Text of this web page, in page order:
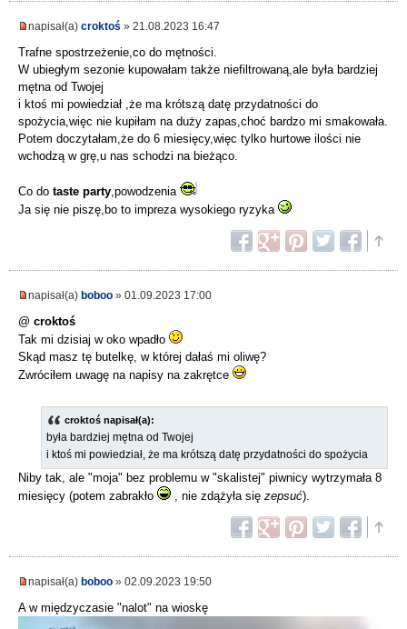
napisał(a) croktoś » 21.08.2023 16:47
Trafne spostrzeżenie,co do mętności.
W ubiegłym sezonie kupowałam także niefiltrowaną,ale była bardziej
mętna od Twojej
i ktoś mi powiedział ,że ma krótszą datę przydatności do
spożycia,więc nie kupiłam na duży zapas,choć bardzo mi smakowała.
Potem doczytałam,że do 6 miesięcy,więc tylko hurtowe ilości nie
wchodzą w grę,u nas schodzi na bieżąco.
Co do taste party,powodzenia
Ja się nie piszę,bo to impreza wysokiego ryzyka
napisał(a) boboo » 01.09.2023 17:00
@ croktoś
Tak mi dzisiaj w oko wpadło
Skąd masz tę butelkę, w której dałaś mi oliwę?
Zwróciłem uwagę na napisy na zakrętce
croktoś napisał(a):
była bardziej mętna od Twojej
i ktoś mi powiedział, że ma krótszą datę przydatności do spożycia
Niby tak, ale "moja" bez problemu w "skalistej" piwnicy wytrzymała 8
miesięcy (potem zabrakło
, nie zdążyła się zepsuć).
napisał(a) boboo » 02.09.2023 19:50
A w międzyczasie "nalot" na wioskę